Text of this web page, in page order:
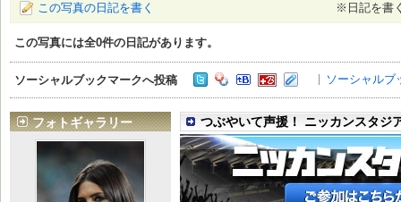
この写真の日記を書く ※日記を書
この写真には全0件の日記があります。
ソーシャルブックマークへ投稿 ソーシャルブ
つぶやいて声援！ ニッカンスタジ
フォトギャラリー